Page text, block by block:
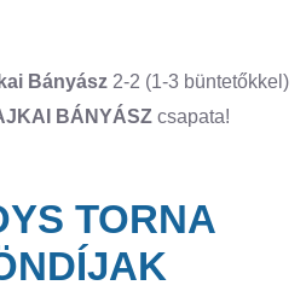
Bányász 2-2 (1-3 büntetőkkel)
BÁNYÁSZcsapata!
TORNA